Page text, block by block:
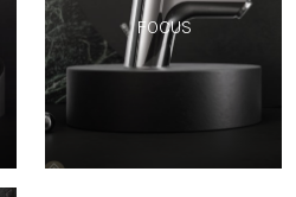
FOCUS